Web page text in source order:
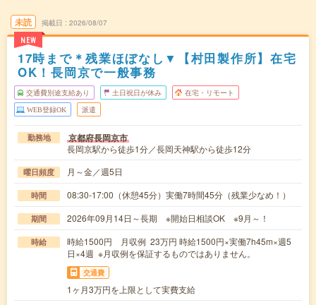
未読
NEW
掲載日 2026/08/07
17時まで＊残業ほぼなし▼【村田製作所】在宅
OK！長岡京で一般事務
交通費別途支給あり 土日祝日が休み 在宅・リモート
WEB登録OK 派遣
勤務地 京都府長岡京市
長岡京駅から徒歩1分／長岡天神駅から徒歩12分
曜日頻度 月～金／週5日
時間 08:30-17:00（休憩45分）実働7時間45分（残業少なめ！）
期間 2026年09月14日～長期 ※開始日相談OK ※9月～！
時給
時給1500円 月収例 23万円 時給1500円×実働7h45m×週5
日×4週 ※月収例を保証するものではありません。
交通費
1ヶ月3万円を上限として実費支給